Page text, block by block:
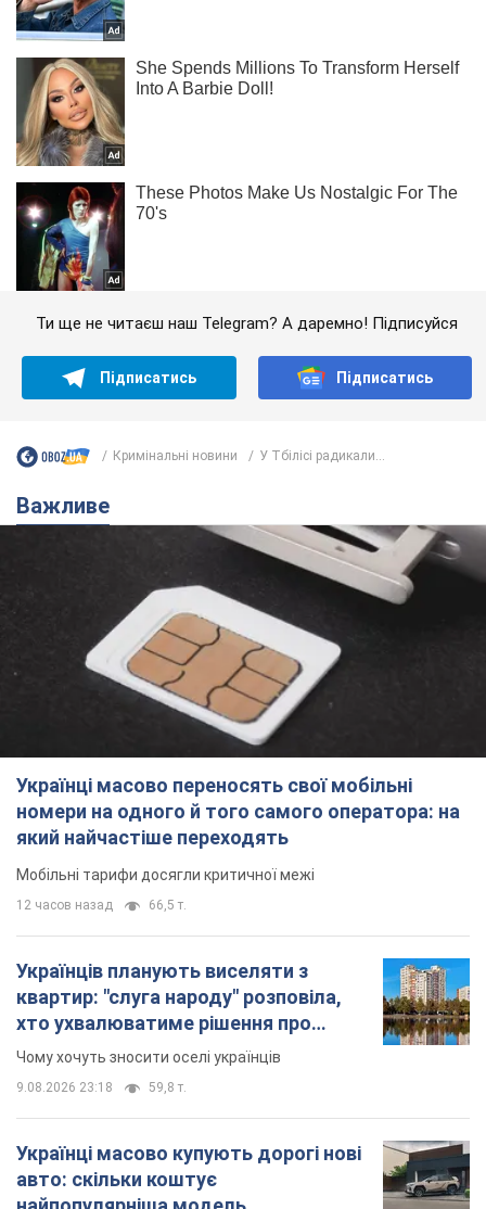
Ти ще не читаєш наш Telegram? А даремно! Підписуйся
Підписатись Підписатись
Кримінальні новини У Тбілісі радикали...
Важливе
Українці масово переносять свої мобільні
номери на одного й того самого оператора: на
який найчастіше переходять
Мобільні тарифи досягли критичної межі
12 часов назад 66,5 т.
Українців планують виселяти з
квартир: "слуга народу" розповіла,
хто ухвалюватиме рішення про
знесення будинків
Чому хочуть зносити оселі українців
9.08.2026 23:18 59,8 т.
Українці масово купують дорогі нові
авто: скільки коштує